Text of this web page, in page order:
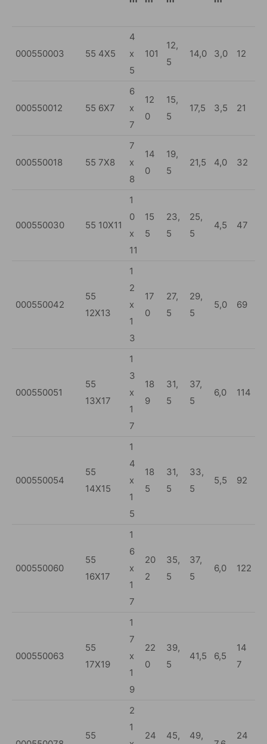
000550003 55 4X5
4
x
5
101
12,
5
14,0 3,0 12
000550012 55 6X7
6
x
7
12
0
15,
5
17,5 3,5 21
000550018 55 7X8
7
x
8
14
0
19,
5
21,5 4,0 32
000550030 55 10X11
1
0
x
11
15
5
23,
5
25,
5
4,5 47
000550042
55
12X13
1
2
x
1
3
17
0
27,
5
29,
5
5,0 69
000550051
55
13X17
1
3
x
1
7
18
9
31,
5
37,
5
6,0 114
000550054
55
14X15
1
4
x
1
5
18
5
31,
5
33,
5
5,5 92
000550060
55
16X17
1
6
x
1
7
20
2
35,
5
37,
5
6,0 122
000550063
55
17X19
1
7
x
1
9
22
0
39,
5
41,5 6,5
14
7
55
2
1
24
45,
49,
24